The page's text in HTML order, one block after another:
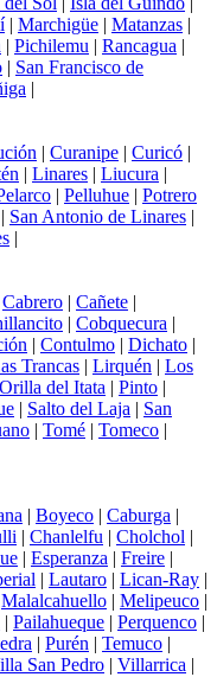
| Marchigüe | Matanzas |
| Pichilemu | Rancagua |
| San Francisco de
|
| Curanipe | Curicó |
| Linares | Liucura |
| Pelluhue | Potrero
| San Antonio de Linares |
|
Cabrero | Cañete |
| Cobquecura |
| Contulmo | Dichato |
Trancas | Lirquén | Los
Orilla del Itata | Pinto |
| Salto del Laja | San
| Tomé | Tomeco |
| Boyeco | Caburga |
| Chanlelfu | Cholchol |
| Esperanza | Freire |
| Lautaro | Lican-Ray |
Malalcahuello | Melipeuco |
| Pailahueque | Perquenco |
| Purén | Temuco |
San Pedro | Villarrica |